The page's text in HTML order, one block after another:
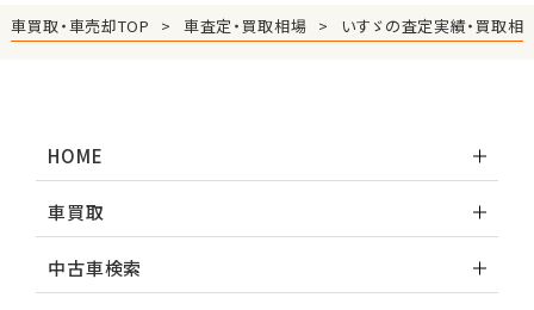
車買取・車売却TOP 車査定・買取相場 いすゞの査定実績・買取相
HOME
車買取
中古車検索